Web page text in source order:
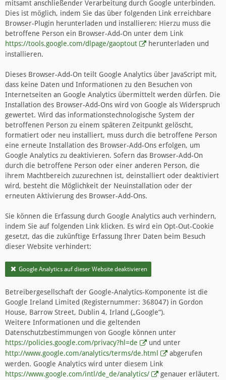
mitsamt anschließender Verarbeitung durch Google unterbinden.
Dies ist möglich, indem Sie das über folgenden Link erreichbare
Browser-Plugin herunterladen und installieren: Hierzu muss die
betroffene Person ein Browser-Add-On unter dem Link
https://tools.google.com/dlpage/gaoptout
herunterladen und
installieren.
Dieses Browser-Add-On teilt Google Analytics über JavaScript mit,
dass keine Daten und Informationen zu den Besuchen von
Internetseiten an Google Analytics übermittelt werden dürfen. Die
Installation des Browser-Add-Ons wird von Google als Widerspruch
gewertet. Wird das informationstechnologische System der
betroffenen Person zu einem späteren Zeitpunkt gelöscht,
formatiert oder neu installiert, muss durch die betroffene Person
eine erneute Installation des Browser-Add-Ons erfolgen, um
Google Analytics zu deaktivieren. Sofern das Browser-Add-On
durch die betroffene Person oder einer anderen Person, die
ihrem Machtbereich zuzurechnen ist, deinstalliert oder deaktiviert
wird, besteht die Möglichkeit der Neuinstallation oder der
erneuten Aktivierung des Browser-Add-Ons.
Sie können die Erfassung durch Google Analytics auch verhindern,
indem Sie auf folgenden Link klicken. Es wird ein Opt-Out-Cookie
gesetzt, das die zukünftige Erfassung Ihrer Daten beim Besuch
dieser Website verhindert:
Google Analytics auf dieser Website deaktivieren
Betreibergesellschaft der Google-Analytics-Komponente ist die
Google Ireland Limited (Registernummer: 368047) in Gordon
House, Barrow Street, Dublin 4, Irland („Google“).
Weitere Informationen und die geltenden
Datenschutzbestimmungen von Google können unter
https://policies.google.com/privacy?hl=de
und unter
http://www.google.com/analytics/terms/de.html
abgerufen
werden. Google Analytics wird unter diesem Link
https://www.google.com/intl/de_de/analytics/
genauer erläutert.